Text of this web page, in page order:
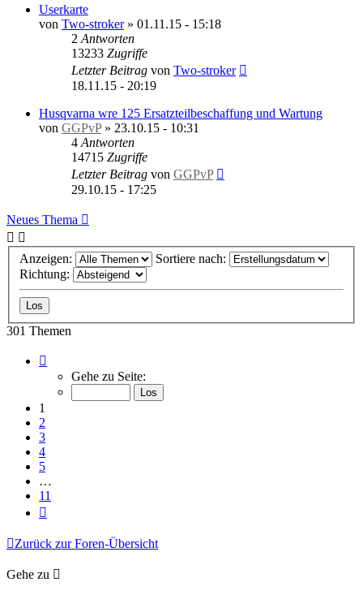
Userkarte
von Two-stroker» 01.11.15 - 15:18
2 Antworten
13233 Zugriffe
Letzter Beitrag von Two-stroker
18.11.15 - 20:19
Husqvarna wre 125 Ersatzteilbeschaffung und Wartung
von GGPvP» 23.10.15 - 10:31
4 Antworten
14715 Zugriffe
Letzter Beitrag von GGPvP
29.10.15 - 17:25
Neues Thema
Anzeigen:
Sortiere nach:
Richtung:
301 Themen
von
Gehe zu Seite:
1
2
3
4
5
…
11
Zurück zur Foren-Übersicht
Gehe zu